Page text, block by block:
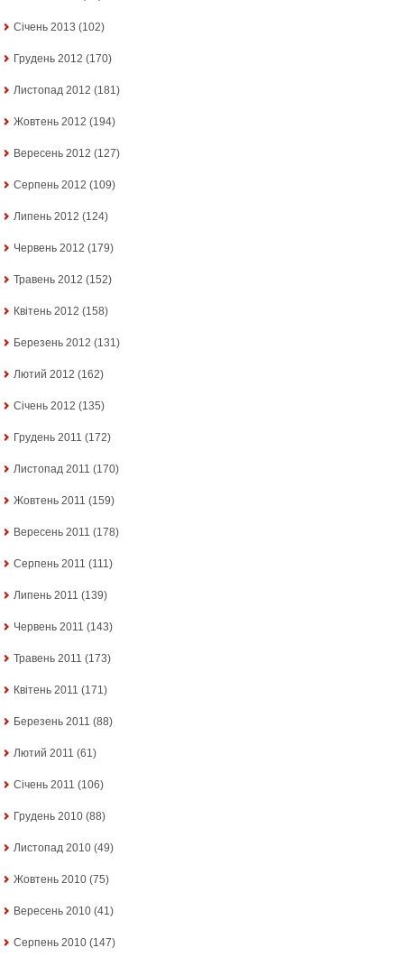
Січень 2013 (102)
Грудень 2012 (170)
Листопад 2012 (181)
Жовтень 2012 (194)
Вересень 2012 (127)
Серпень 2012 (109)
Липень 2012 (124)
Червень 2012 (179)
Травень 2012 (152)
Квітень 2012 (158)
Березень 2012 (131)
Лютий 2012 (162)
Січень 2012 (135)
Грудень 2011 (172)
Листопад 2011 (170)
Жовтень 2011 (159)
Вересень 2011 (178)
Серпень 2011 (111)
Липень 2011 (139)
Червень 2011 (143)
Травень 2011 (173)
Квітень 2011 (171)
Березень 2011 (88)
Лютий 2011 (61)
Січень 2011 (106)
Грудень 2010 (88)
Листопад 2010 (49)
Жовтень 2010 (75)
Вересень 2010 (41)
Серпень 2010 (147)